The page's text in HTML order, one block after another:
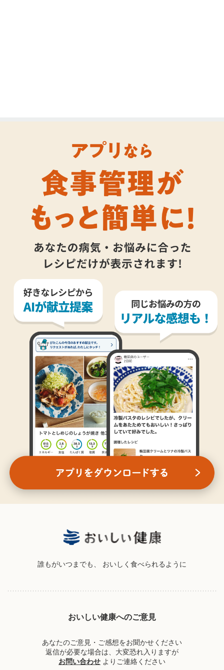
誰もがいつまでも、 おいしく食べられるように
おいしい健康へのご意見
あなたのご意見・ご感想をお聞かせください
返信が必要な場合は、大変恐れ入りますが
お問い合わせ よりご連絡ください